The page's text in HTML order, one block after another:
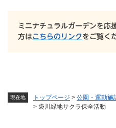
現在地 トップページ > 公園・運動施
> 袋川緑地サクラ保全活動
ミニナチュラルガーデンを
方はこちらのリンクをご覧く